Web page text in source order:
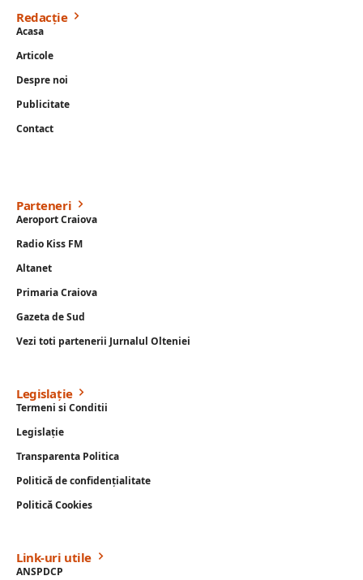
Redacție
Acasa
Articole
Despre noi
Publicitate
Contact
Parteneri
Aeroport Craiova
Radio Kiss FM
Altanet
Primaria Craiova
Gazeta de Sud
Vezi toti partenerii Jurnalul Olteniei
Legislație
Termeni si Conditii
Legislație
Transparenta Politica
Politică de confidențialitate
Politică Cookies
Link-uri utile
ANSPDCP